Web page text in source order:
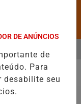
VIOLENTAS DO
MENU
DE ANÚNCIOS
de
Para
desabilite seu